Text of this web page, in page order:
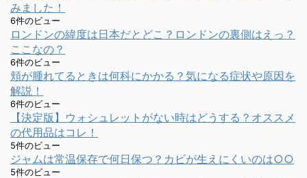
みました！
6件のビュー
ロンドンの緯度は日本だとどこ？ロンドンの裏側はえっ？
ここなの？
6件のビュー
頬が腫れてるときは何科にかかる？気になる症状や原因を
解説！
6件のビュー
【決定版】ウォシュレットがない時はどうする？オススメ
の代用品はコレ！
5件のビュー
ジャムは常温保存で何日保つ？カビが生えにくいのは○○
5件のビュー